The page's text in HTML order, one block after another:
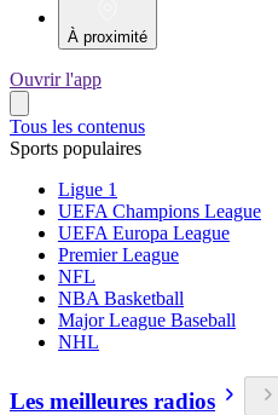
À proximité
Ouvrir l'app
Tous les contenus
Sports populaires
Ligue 1
UEFA Champions League
UEFA Europa League
Premier League
NFL
NBA Basketball
Major League Baseball
NHL
Les meilleures radios